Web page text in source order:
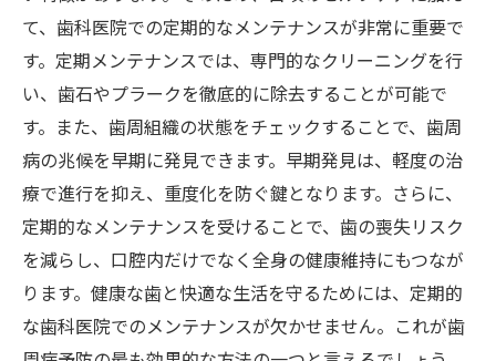
て、歯科医院での定期的なメンテナンスが非常に重要で
す。定期メンテナンスでは、専門的なクリーニングを行
い、歯石やプラークを徹底的に除去することが可能で
す。また、歯周組織の状態をチェックすることで、歯周
病の兆候を早期に発見できます。早期発見は、軽度の治
療で進行を抑え、重度化を防ぐ鍵となります。さらに、
定期的なメンテナンスを受けることで、歯の喪失リスク
を減らし、口腔内だけでなく全身の健康維持にもつなが
ります。健康な歯と快適な生活を守るためには、定期的
な歯科医院でのメンテナンスが欠かせません。これが歯